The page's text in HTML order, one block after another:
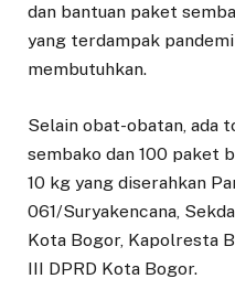
dan bantuan paket
yang terdampak pandemi
membutuhkan.
Selain obat-obatan, ada
sembako dan 100 paket
10 kg yang diserahkan
061/Suryakencana,
Kota Bogor, Kapolresta
III DPRD Kota Bogor.